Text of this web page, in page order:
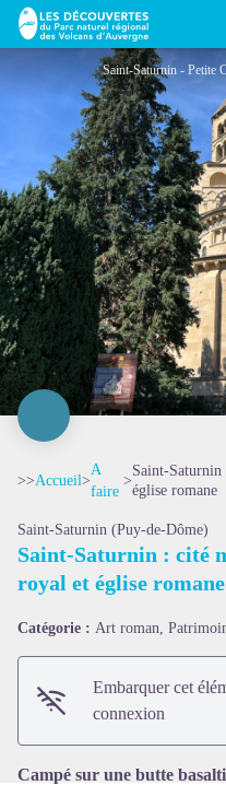
Saint‑Saturnin : cité
>>Accueil>
A
faire
>
église romane
Saint-Saturnin (Puy-de-Dôme)
Saint‑Saturnin : cité
royal et église romane
Catégorie : Art roman,
Embarquer cet
connexion
Campé sur une butte